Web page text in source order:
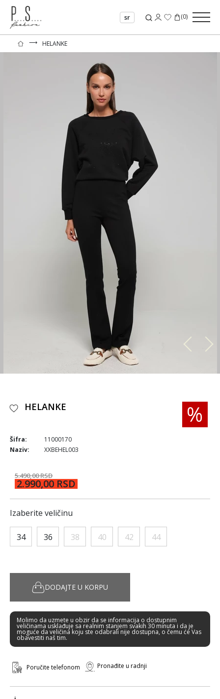
sr (0)
⟶ HELANKE
HELANKE
Šifra:
11000170
Naziv:
XXBEHEL003
5.490,00 RSD
2.990,00 RSD
Izaberite veličinu
34 36 38 40 42 44
DODAJTE U KORPU
Molimo da uzmete u obzir da se informacija o dostupnim
veličinama usklađuje sa realnim stanjem svakih 30 minuta i da je
moguće da veličina koju ste odabrali nije dostupna, o čemu će Vas
obavestiti naš tim.
Poručite telefonom Pronađite u radnji